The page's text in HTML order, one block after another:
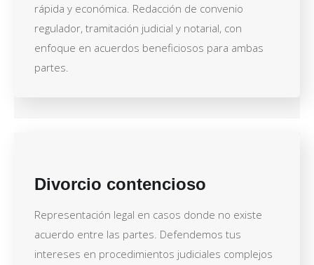
rápida y económica. Redacción de convenio
regulador, tramitación judicial y notarial, con
enfoque en acuerdos beneficiosos para ambas
partes.
Divorcio contencioso
Representación legal en casos donde no existe
acuerdo entre las partes. Defendemos tus
intereses en procedimientos judiciales complejos